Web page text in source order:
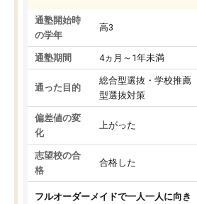
通塾開始時
の学年
高3
通塾期間 4ヵ月～1年未満
通った目的
総合型選抜・学校推薦
型選抜対策
偏差値の変
化
上がった
志望校の合
格
合格した
フルオーダーメイドで一人一人に向き